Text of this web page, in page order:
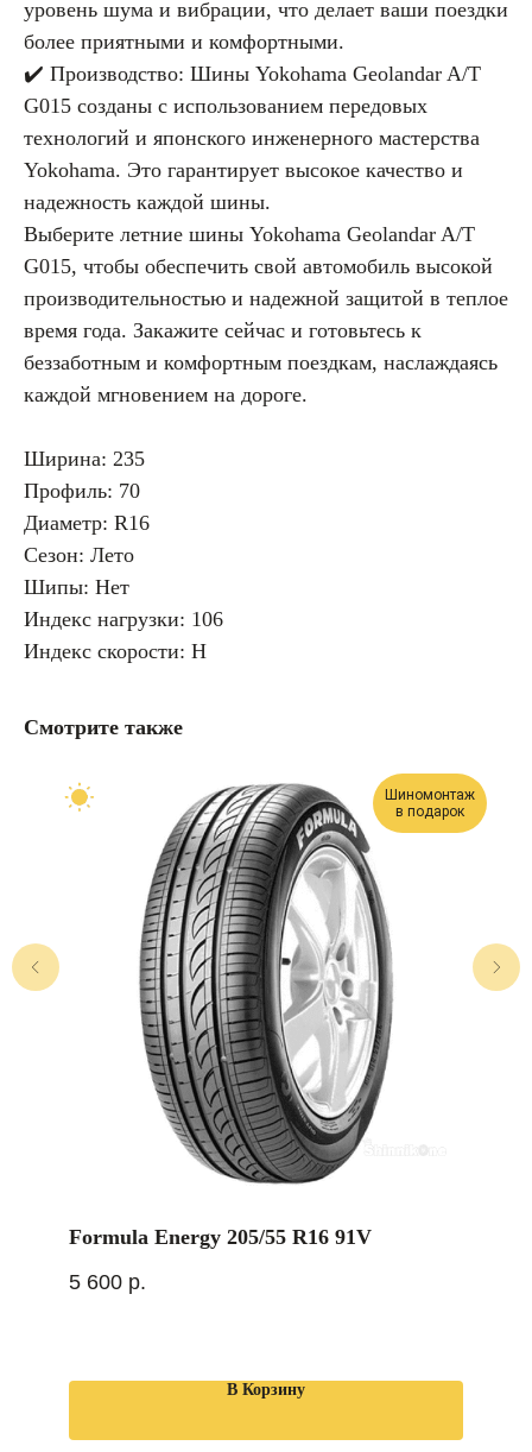
уровень шума и вибрации, что делает ваши поездки
более приятными и комфортными.
✔️ Производство: Шины Yokohama Geolandar A/T
G015 созданы с использованием передовых
технологий и японского инженерного мастерства
Yokohama. Это гарантирует высокое качество и
надежность каждой шины.
Выберите летние шины Yokohama Geolandar A/T
G015, чтобы обеспечить свой автомобиль высокой
производительностью и надежной защитой в теплое
время года. Закажите сейчас и готовьтесь к
беззаботным и комфортным поездкам, наслаждаясь
каждой мгновением на дороге.
Ширина: 235
Профиль: 70
Диаметр: R16
Сезон: Лето
Шипы: Нет
Индекс нагрузки: 106
Индекс скорости: H
Смотрите также
Шиномонтаж
в подарок
Formula Energy 205/55 R16 91V
5 600 р.
В Корзину